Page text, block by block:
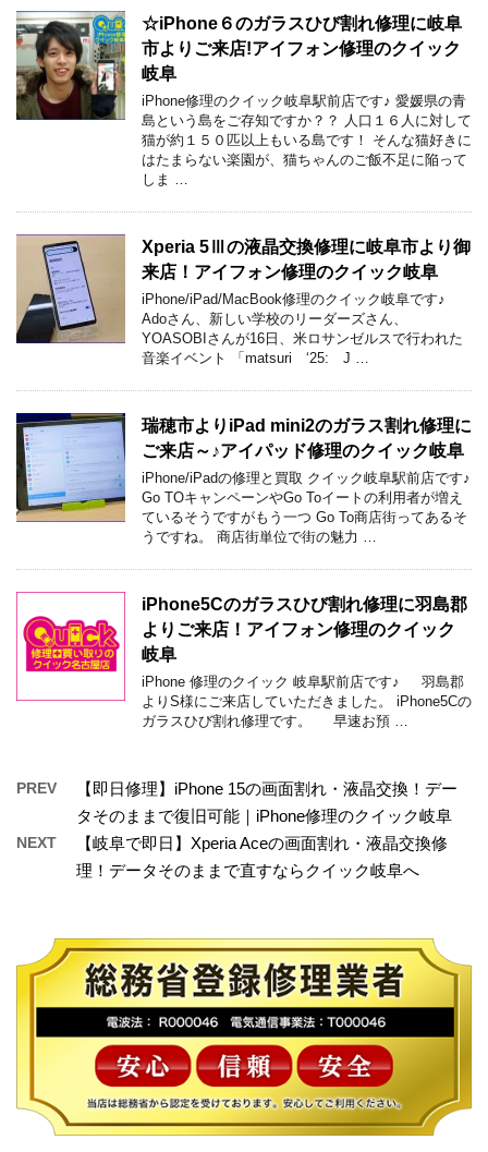
☆iPhone６のガラスひび割れ修理に岐阜
市よりご来店!アイフォン修理のクイック
岐阜
iPhone修理のクイック岐阜駅前店です♪ 愛媛県の青
島という島をご存知ですか？？ 人口１６人に対して
猫が約１５０匹以上もいる島です！ そんな猫好きに
はたまらない楽園が、猫ちゃんのご飯不足に陥って
しま …
Xperia 5Ⅲの液晶交換修理に岐阜市より御
来店！アイフォン修理のクイック岐阜
iPhone/iPad/MacBook修理のクイック岐阜です♪
Adoさん、新しい学校のリーダーズさん、
YOASOBIさんが16日、米ロサンゼルスで行われた
音楽イベント 「matsuri ‘25: J …
瑞穂市よりiPad mini2のガラス割れ修理に
ご来店～♪アイパッド修理のクイック岐阜
iPhone/iPadの修理と買取 クイック岐阜駅前店です♪
Go TOキャンペーンやGo Toイートの利用者が増え
ているそうですがもう一つ Go To商店街ってあるそ
うですね。 商店街単位で街の魅力 …
iPhone5Cのガラスひび割れ修理に羽島郡
よりご来店！アイフォン修理のクイック
岐阜
iPhone 修理のクイック 岐阜駅前店です♪ 羽島郡
よりS様にご来店していただきました。 iPhone5Cの
ガラスひび割れ修理です。 早速お預 …
PREV
【即日修理】iPhone 15の画面割れ・液晶交換！デー
タそのままで復旧可能｜iPhone修理のクイック岐阜
NEXT
【岐阜で即日】Xperia Aceの画面割れ・液晶交換修
理！データそのままで直すならクイック岐阜へ